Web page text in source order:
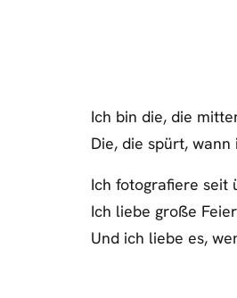
Ich bin die, die
Die, die spürt,
Ich fotografiere seit
Ich liebe große
Und ich liebe es,